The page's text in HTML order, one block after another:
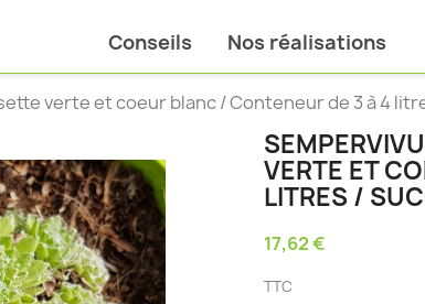
d'extérieur
à feuillage
Tous les fruitiers
Arbres et arbustes fruitiers
Agrumes
Fruitiers nains
Fruitiers Colonnaires
Conseils Nos réalisations
verte et coeur blanc / Conteneur de 3 à 4
VERTE ET
LITRES /
17,62 €
TTC